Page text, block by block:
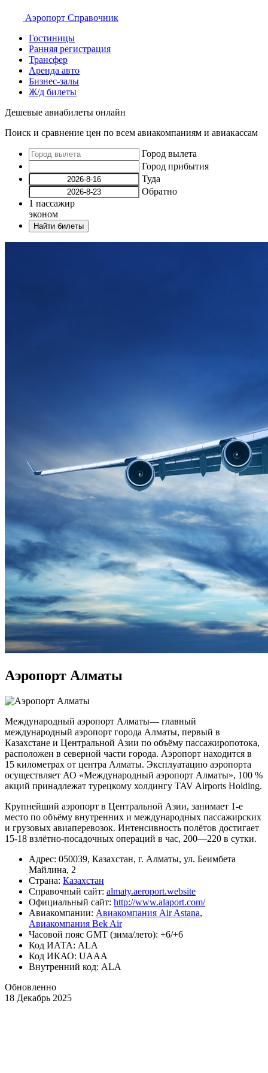
Аэропорт Справочник
Гостиницы
Ранняя регистрация
Трансфер
Аренда авто
Бизнес-залы
Ж/д билеты
Дешевые авиабилеты онлайн
Поиск и сравнение цен по всем авиакомпаниям и авиакассам
Город вылета
Город прибытия
Туда
Обратно
1 пассажир
эконом
Найти билеты
Аэропорт Алматы
Международный аэропорт Алматы— главный
международный аэропорт города Алматы, первый в
Казахстане и Центральной Азии по объёму пассажиропотока,
расположен в северной части города. Аэропорт находится в
15 километрах от центра Алматы. Эксплуатацию аэропорта
осуществляет АО «Международный аэропорт Алматы», 100 %
акций принадлежат турецкому холдингу TAV Airports Holding.
Крупнейший аэропорт в Центральной Азии, занимает 1-е
место по объёму внутренних и международных пассажирских
и грузовых авиаперевозок. Интенсивность полётов достигает
15-18 взлётно-посадочных операций в час, 200—220 в сутки.
Адрес: 050039, Казахстан, г. Алматы, ул. Беимбета
Майлина, 2
Страна: Казахстан
Справочный сайт: almaty.aeroport.website
Официальный cайт: http://www.alaport.com/
Авиакомпании: Авиакомпания Air Astana,
Авиакомпания Bek Air
Часовой пояс GMT (зима/лето): +6/+6
Код ИАТА: ALA
Код ИКАО: UAAA
Внутренний код: ALA
Обновленно
18 Декабрь 2025